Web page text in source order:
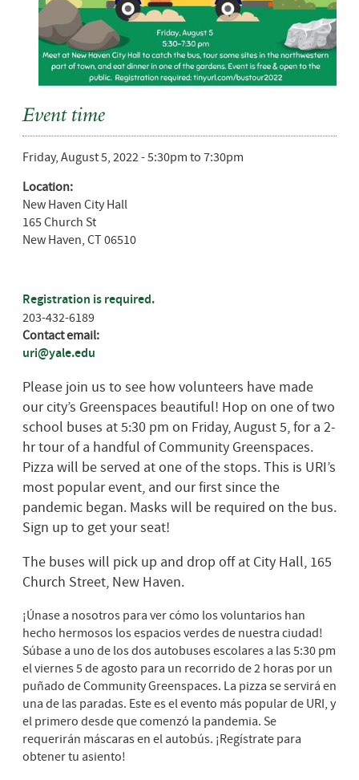
Event time
Friday, August 5, 2022 -5:30pm to 7:30pm
Location:
New Haven City Hall
165 Church St
New Haven, CT 06510
Registration is required.
203-432-6189
Contact email:
uri@yale.edu
Please join us to see how volunteers have made
our city’s Greenspaces beautiful! Hop on one of two
school buses at 5:30 pm on Friday, August 5, for a 2-
hr tour of a handful of Community Greenspaces.
Pizza will be served at one of the stops. This is URI’s
most popular event, and our first since the
pandemic began. Masks will be required on the bus.
Sign up to get your seat!
The buses will pick up and drop off at City Hall, 165
Church Street, New Haven.
¡Únase a nosotros para ver cómo los voluntarios han
hecho hermosos los espacios verdes de nuestra ciudad!
Súbase a uno de los dos autobuses escolares a las 5:30 pm
el viernes 5 de agosto para un recorrido de 2 horas por un
puñado de Community Greenspaces. La pizza se servirá en
una de las paradas. Este es el evento más popular de URI, y
el primero desde que comenzó la pandemia. Se
requerirán máscaras en el autobús. ¡Regístrate para
obtener tu asiento!